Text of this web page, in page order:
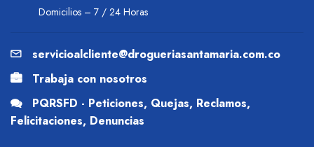
Domicilios – 7 / 24 Horas
servicioalcliente@drogueriasantamaria.com.co
Trabaja con nosotros
PQRSFD - Peticiones, Quejas, Reclamos,
Felicitaciones, Denuncias